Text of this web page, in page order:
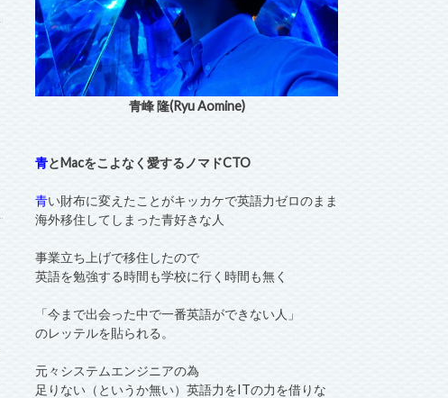
青峰 隆(Ryu Aomine)
青とMacをこよなく愛するノマドCTO
青い財布に変えたことがキッカケで英語力ゼロのまま
海外移住してしまった青好きな人
事業立ち上げで移住したので
英語を勉強する時間も学校に行く時間も無く
「今まで出会った中で一番英語ができない人」
のレッテルを貼られる。
元々システムエンジニアの為
足りない（というか無い）英語力をITの力を借りな